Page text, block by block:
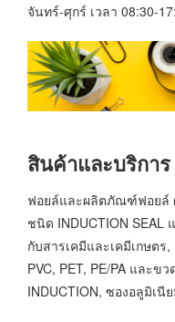
จันทร์-ศุกร์ เวลา 08:30-
สินค้าและบริการ
ฟอยล์และผลิตภัณฑ์ฟอยล์
ชนิด INDUCTION SEAL
กับสารเคมีและเคมีเกษตร
PVC, PET, PE/PA และข
INDUCTION, ซองอลูมิเ